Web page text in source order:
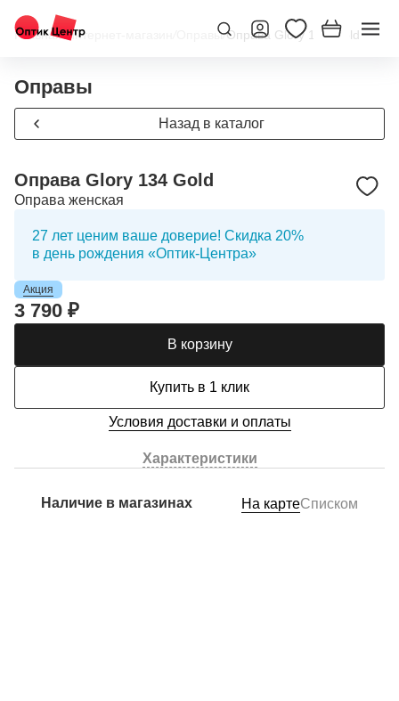
Главная/Интернет-магазин Оправы/Оправа Glory 134 Gold
Оправы
Назад в каталог
Оправа Glory 134 Gold
Оправа женская
27 лет ценим ваше доверие! Скидка 20%
в день рождения «Оптик-Центра»
Акция
3 790 ₽
В корзину
Купить в 1 клик
Условия доставки и оплаты
Характеристики
Наличие в магазинах На картеСписком